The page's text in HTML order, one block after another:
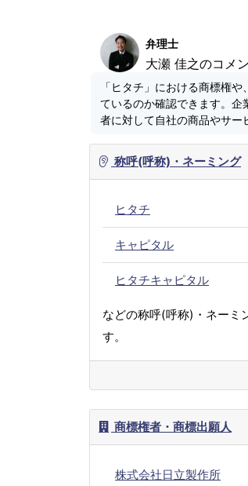
弁理士
大瀬 佳之のコメ
「ヒタチ」における商標権
ているのか確認できます。企
者に対して自社の商品やサー
称呼(呼称)・ネーミング
ヒタチ
キャピタル
ヒタチキャピタル
などの称呼(呼称)・ネーミ
す。
商標権者・商標出願人
株式会社日立製作所